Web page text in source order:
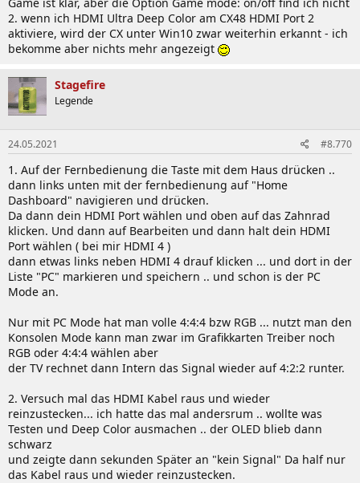
2. wenn ich HDMI Ultra Deep Color am CX48 HDMI Port 2
aktiviere, wird der CX unter Win10 zwar weiterhin erkannt - ich
bekomme aber nichts mehr angezeigt
Stagefire
Legende
24.05.2021 #8.770
1. Auf der Fernbedienung die Taste mit dem Haus drücken ..
dann links unten mit der fernbedienung auf "Home
Dashboard" navigieren und drücken.
Da dann dein HDMI Port wählen und oben auf das Zahnrad
klicken. Und dann auf Bearbeiten und dann halt dein HDMI
Port wählen ( bei mir HDMI 4 )
dann etwas links neben HDMI 4 drauf klicken ... und dort in der
Liste "PC" markieren und speichern .. und schon is der PC
Mode an.
Nur mit PC Mode hat man volle 4:4:4 bzw RGB ... nutzt man den
Konsolen Mode kann man zwar im Grafikkarten Treiber noch
RGB oder 4:4:4 wählen aber
der TV rechnet dann Intern das Signal wieder auf 4:2:2 runter.
2. Versuch mal das HDMI Kabel raus und wieder
reinzustecken... ich hatte das mal andersrum .. wollte was
Testen und Deep Color ausmachen .. der OLED blieb dann
schwarz
und zeigte dann sekunden Später an "kein Signal" Da half nur
das Kabel raus und wieder reinzustecken.